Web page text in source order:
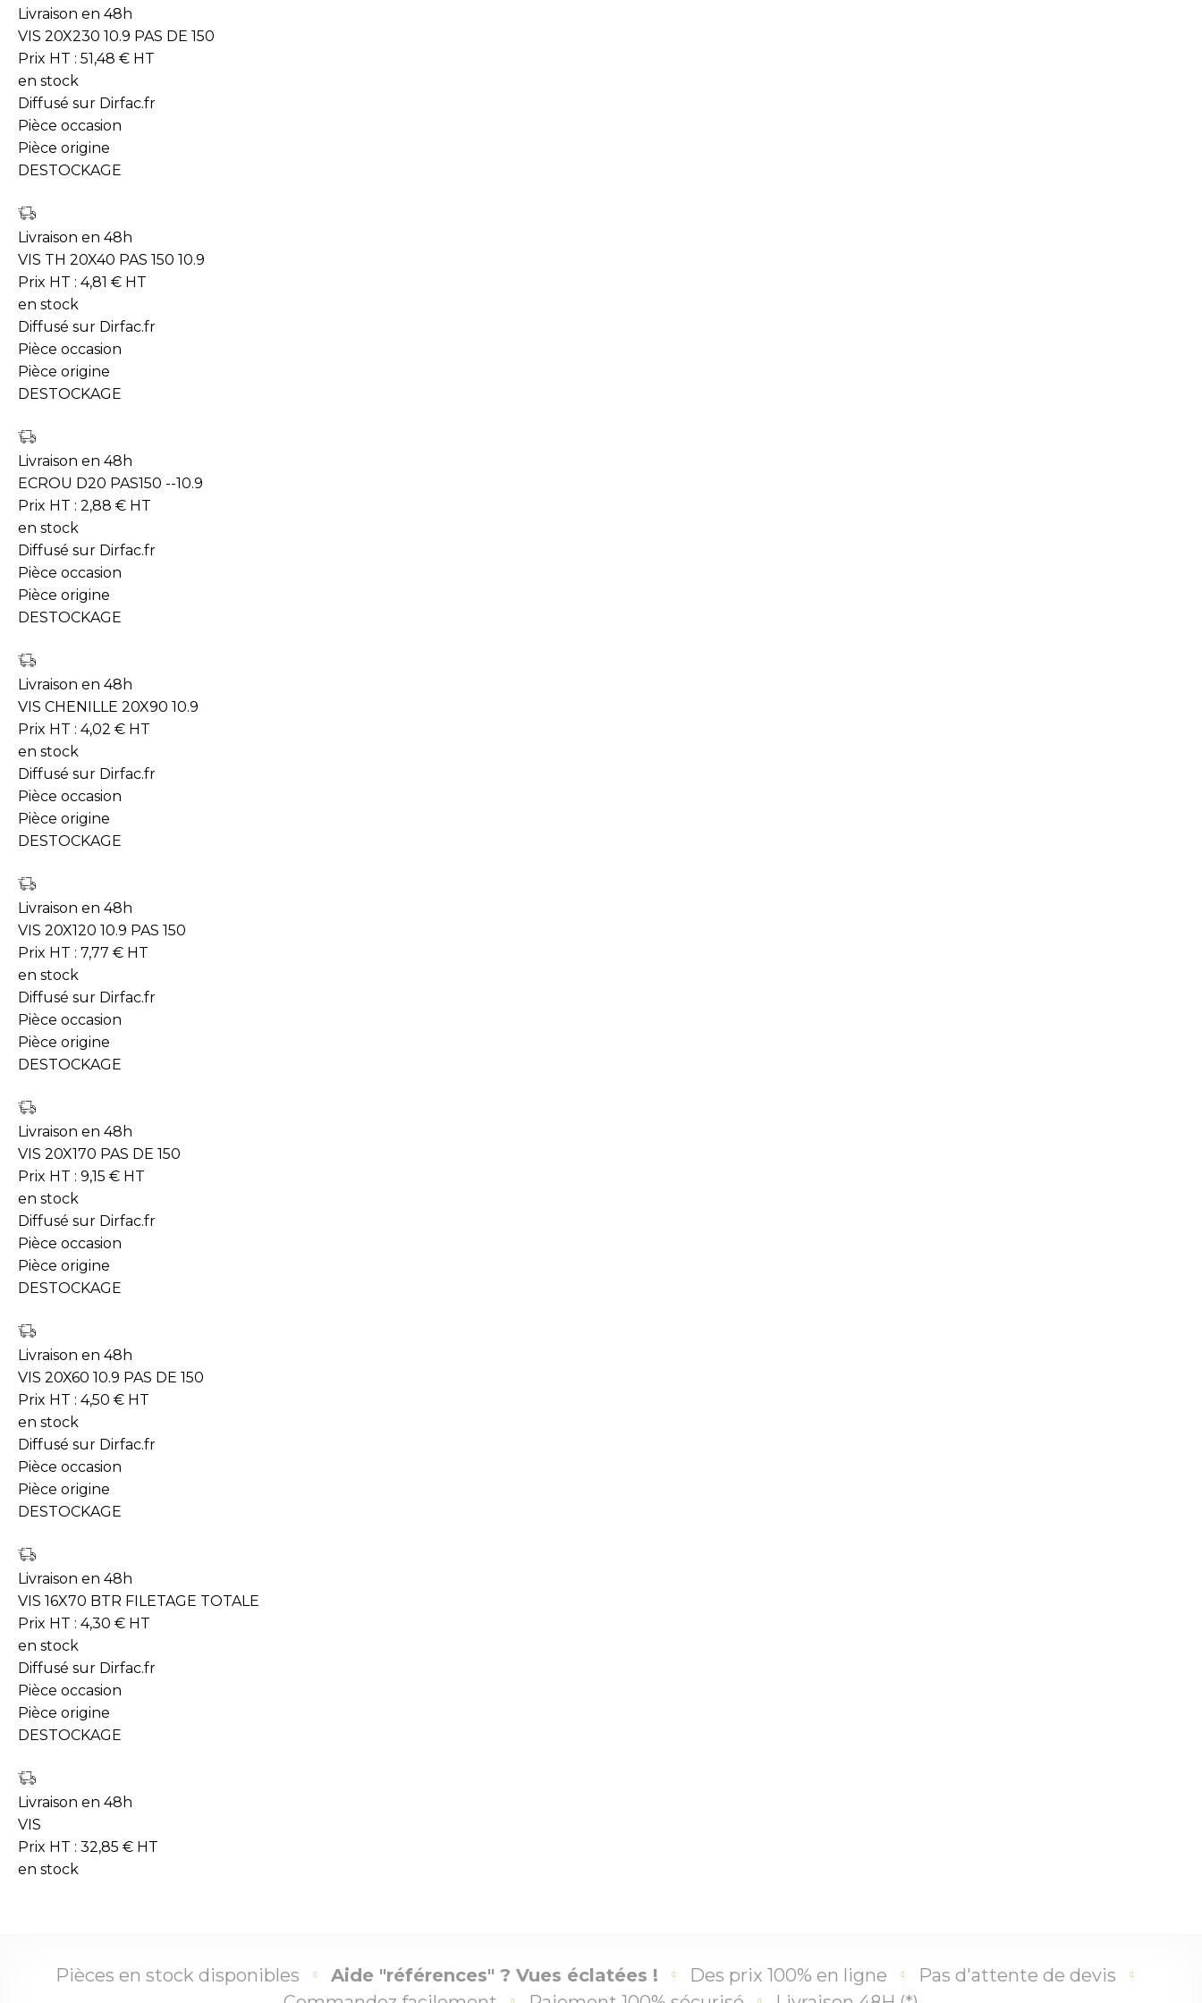
Livraison en 48h
VIS 20X230 10.9 PAS DE 150
Prix HT : 51,48 € HT
en stock
Diffusé sur Dirfac.fr
Pièce occasion
Pièce origine
DESTOCKAGE
Livraison en 48h
VIS TH 20X40 PAS 150 10.9
Prix HT : 4,81 € HT
en stock
Diffusé sur Dirfac.fr
Pièce occasion
Pièce origine
DESTOCKAGE
Livraison en 48h
ECROU D20 PAS150 --10.9
Prix HT : 2,88 € HT
en stock
Diffusé sur Dirfac.fr
Pièce occasion
Pièce origine
DESTOCKAGE
Livraison en 48h
VIS CHENILLE 20X90 10.9
Prix HT : 4,02 € HT
en stock
Diffusé sur Dirfac.fr
Pièce occasion
Pièce origine
DESTOCKAGE
Livraison en 48h
VIS 20X120 10.9 PAS 150
Prix HT : 7,77 € HT
en stock
Diffusé sur Dirfac.fr
Pièce occasion
Pièce origine
DESTOCKAGE
Livraison en 48h
VIS 20X170 PAS DE 150
Prix HT : 9,15 € HT
en stock
Diffusé sur Dirfac.fr
Pièce occasion
Pièce origine
DESTOCKAGE
Livraison en 48h
VIS 20X60 10.9 PAS DE 150
Prix HT : 4,50 € HT
en stock
Diffusé sur Dirfac.fr
Pièce occasion
Pièce origine
DESTOCKAGE
Livraison en 48h
VIS 16X70 BTR FILETAGE TOTALE
Prix HT : 4,30 € HT
en stock
Diffusé sur Dirfac.fr
Pièce occasion
Pièce origine
DESTOCKAGE
Livraison en 48h
VIS
Prix HT : 32,85 € HT
en stock
Pièces en stock disponibles Aide "références" ? Vues éclatées ! Des prix 100% en ligne
Pas d'attente de devis